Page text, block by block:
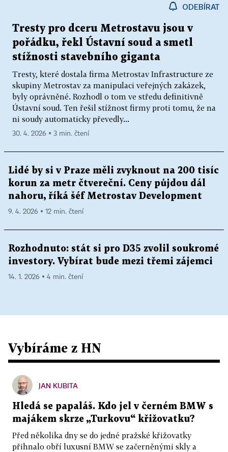
ODEBÍRAT
Tresty pro dceru Metrostavu jsou v
pořádku, řekl Ústavní soud a smetl
stížnosti stavebního giganta
Tresty, které dostala firma Metrostav Infrastructure ze
skupiny Metrostav za manipulaci veřejných zakázek,
byly oprávněné. Rozhodl o tom ve středu definitivně
Ústavní soud. Ten řešil stížnost firmy proti tomu, že na
ni soudy automaticky převedly...
30. 4. 2026 ▪ 3 min. čtení
Lidé by si v Praze měli zvyknout na 200 tisíc
korun za metr čtvereční. Ceny půjdou dál
nahoru, říká šéf Metrostav Development
9. 4. 2026 ▪ 12 min. čtení
Rozhodnuto: stát si pro D35 zvolil soukromé
investory. Vybírat bude mezi třemi zájemci
14. 1. 2026 ▪ 4 min. čtení
Vybíráme z HN
JAN KUBITA
Hledá se papaláš. Kdo jel v černém BMW s
majákem skrze „Turkovu“ křižovatku?
Před několika dny se do jedné pražské křižovatky
přihnalo obří luxusní BMW se začerněnými skly a